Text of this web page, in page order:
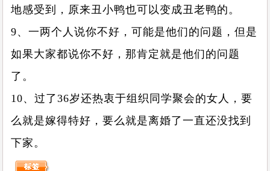
地感受到，原来丑小鸭也可以变成丑老鸭的。
9、一两个人说你不好，可能是他们的问题，但是
如果大家都说你不好，那肯定就是他们的问题
了。
10、过了36岁还热衷于组织同学聚会的女人，要
么就是嫁得特好，要么就是离婚了一直还没找到
下家。